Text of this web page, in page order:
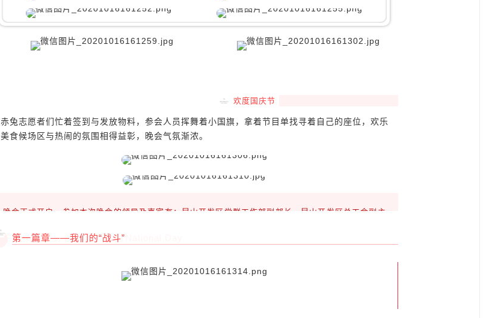
欢度国庆节
赤兔志愿者们忙着签到与发放物料，参会人员挥舞着小国旗，拿着节目单找寻着自己的座位，欢乐
美食候场区与热闹的氛围相得益彰，晚会气氛渐浓。
晚会正式开启，参加本次晚会的领导及嘉宾有：昆山开发区党群工作部副部长、昆山开发区总工会副主
副主席唐秀峰同志，昆山开发区党群工作部副部长、昆山开发区总工会副主席孙烨娴同志以及党群工作
第一篇章——我们的“战斗”